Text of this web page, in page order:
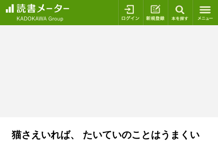
ログイン 新規登録
猫さえいれば、 たいていのことはうまくい